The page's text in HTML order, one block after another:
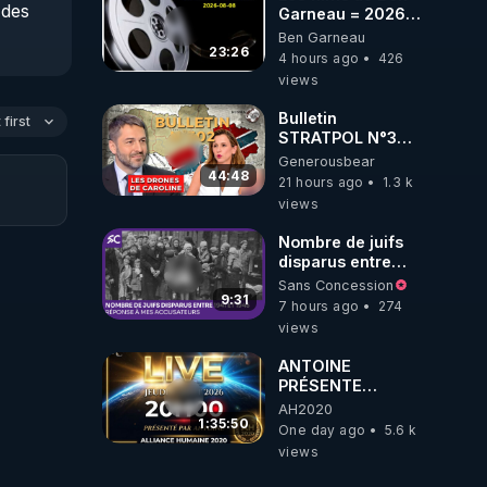
first
23:26
Garneau = 2026-
08-08
Ben Garneau
4 hours ago
426
views
44:48
Bulletin
STRATPOL N°302.
Armée des
drones, MS-21 en
série, missiles
07.08.2026.
Generousbear
21 hours ago
1.3 k
views
9:31
Nombre de juifs
disparus entre
1941 et 1945
(Réponse à mes
accusateurs)
Sans Concession
7 hours ago
274
views
1:35:50
ANTOINE
PRÉSENTE
AH2020 LE LIVE
20H ***DU
06/08/2026***
AH2020
One day ago
5.6 k
views